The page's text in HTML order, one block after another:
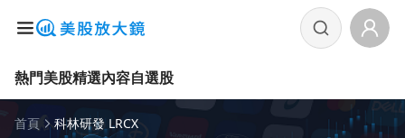
熱門美股精選內容自選股
首頁 科林研發 LRCX